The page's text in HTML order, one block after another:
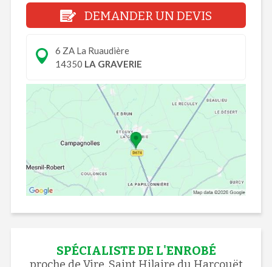
DEMANDER UN DEVIS
6 ZA La Ruaudière
14350 LA GRAVERIE
SPÉCIALISTE DE L'ENROBÉ